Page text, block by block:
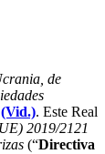
de
(Vid.). Este Real
2019/2121
(“Directiva